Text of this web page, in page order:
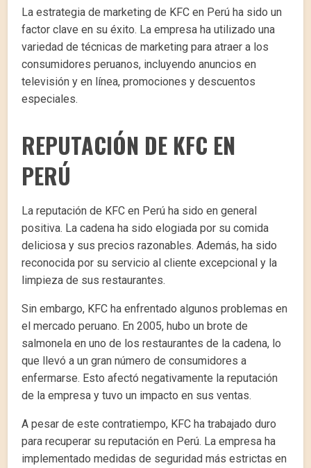
La estrategia de marketing de KFC en Perú ha sido un
factor clave en su éxito. La empresa ha utilizado una
variedad de técnicas de marketing para atraer a los
consumidores peruanos, incluyendo anuncios en
televisión y en línea, promociones y descuentos
especiales.
REPUTACIÓN DE KFC EN
PERÚ
La reputación de KFC en Perú ha sido en general
positiva. La cadena ha sido elogiada por su comida
deliciosa y sus precios razonables. Además, ha sido
reconocida por su servicio al cliente excepcional y la
limpieza de sus restaurantes.
Sin embargo, KFC ha enfrentado algunos problemas en
el mercado peruano. En 2005, hubo un brote de
salmonela en uno de los restaurantes de la cadena, lo
que llevó a un gran número de consumidores a
enfermarse. Esto afectó negativamente la reputación
de la empresa y tuvo un impacto en sus ventas.
A pesar de este contratiempo, KFC ha trabajado duro
para recuperar su reputación en Perú. La empresa ha
implementado medidas de seguridad más estrictas en